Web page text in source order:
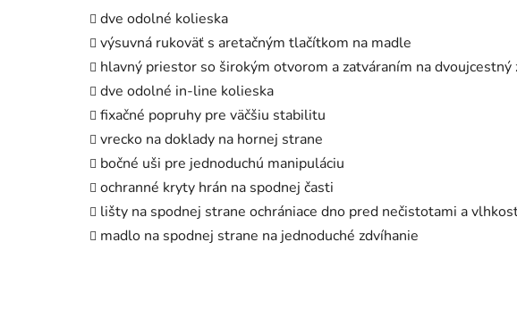
dve odolné kolieska
výsuvná rukoväť s aretačným tlačítkom na madle
hlavný priestor so širokým otvorom a zatváraním na dvoujcestný
dve odolné in-line kolieska
fixačné popruhy pre väčšiu stabilitu
vrecko na doklady na hornej strane
bočné uši pre jednoduchú manipuláciu
ochranné kryty hrán na spodnej časti
lišty na spodnej strane ochrániace dno pred nečistotami a
madlo na spodnej strane na jednoduché zdvíhanie